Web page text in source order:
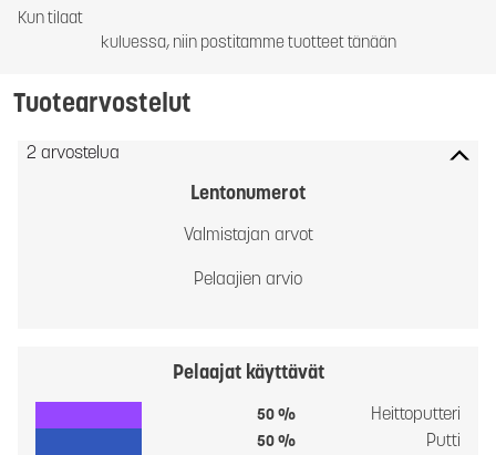
Kun tilaat
kuluessa, niin postitamme tuotteet tänään
Tuotearvostelut
2 arvostelua
Lentonumerot
Valmistajan arvot
Pelaajien arvio
Pelaajat käyttävät
50 % Heittoputteri
50 % Putti